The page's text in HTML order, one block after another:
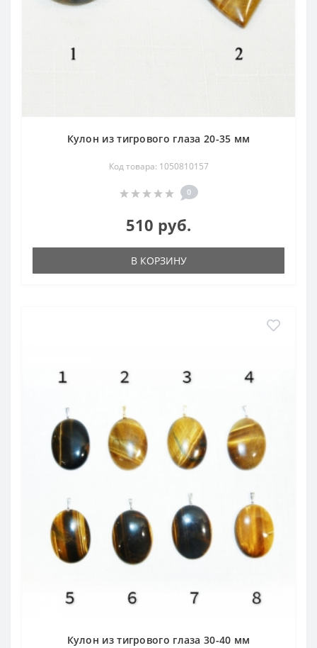
Кулон из тигрового глаза 20-35 мм
Код товара: 1050810157
0
510 руб.
В КОРЗИНУ
Кулон из тигрового глаза 30-40 мм